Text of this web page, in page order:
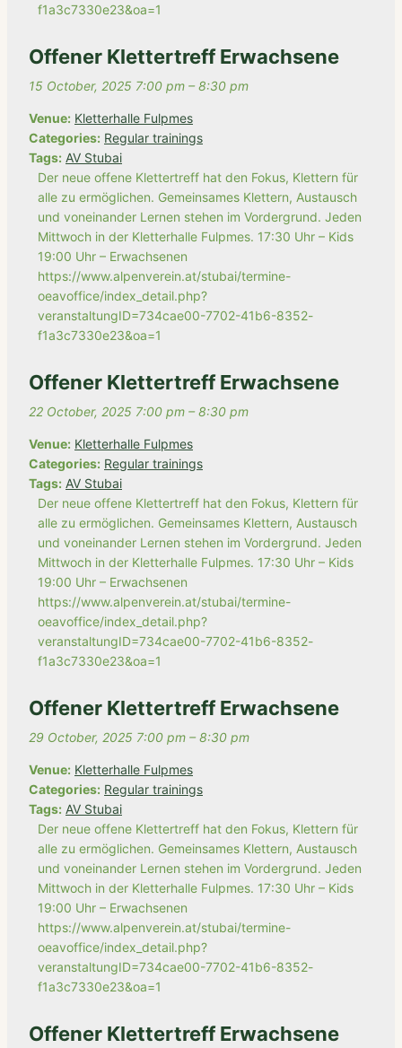
f1a3c7330e23&oa=1
Offener Klettertreff Erwachsene
15 October, 2025 7:00 pm –8:30 pm
Venue: Kletterhalle Fulpmes
Categories: Regular trainings
Tags: AV Stubai
Der neue offene Klettertreff hat den Fokus, Klettern für
alle zu ermöglichen. Gemeinsames Klettern, Austausch
und voneinander Lernen stehen im Vordergrund. Jeden
Mittwoch in der Kletterhalle Fulpmes. 17:30 Uhr – Kids
19:00 Uhr – Erwachsenen
https://www.alpenverein.at/stubai/termine-
oeavoffice/index_detail.php?
veranstaltungID=734cae00-7702-41b6-8352-
f1a3c7330e23&oa=1
Offener Klettertreff Erwachsene
22 October, 2025 7:00 pm –8:30 pm
Venue: Kletterhalle Fulpmes
Categories: Regular trainings
Tags: AV Stubai
Der neue offene Klettertreff hat den Fokus, Klettern für
alle zu ermöglichen. Gemeinsames Klettern, Austausch
und voneinander Lernen stehen im Vordergrund. Jeden
Mittwoch in der Kletterhalle Fulpmes. 17:30 Uhr – Kids
19:00 Uhr – Erwachsenen
https://www.alpenverein.at/stubai/termine-
oeavoffice/index_detail.php?
veranstaltungID=734cae00-7702-41b6-8352-
f1a3c7330e23&oa=1
Offener Klettertreff Erwachsene
29 October, 2025 7:00 pm –8:30 pm
Venue: Kletterhalle Fulpmes
Categories: Regular trainings
Tags: AV Stubai
Der neue offene Klettertreff hat den Fokus, Klettern für
alle zu ermöglichen. Gemeinsames Klettern, Austausch
und voneinander Lernen stehen im Vordergrund. Jeden
Mittwoch in der Kletterhalle Fulpmes. 17:30 Uhr – Kids
19:00 Uhr – Erwachsenen
https://www.alpenverein.at/stubai/termine-
oeavoffice/index_detail.php?
veranstaltungID=734cae00-7702-41b6-8352-
f1a3c7330e23&oa=1
Offener Klettertreff Erwachsene